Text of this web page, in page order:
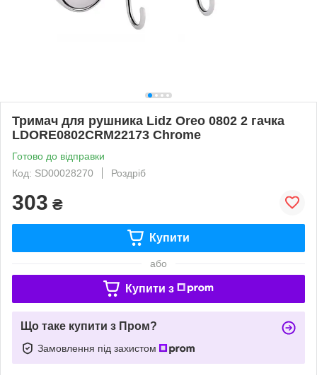
Тримач для рушника Lidz Oreo 0802 2 гачка
LDORE0802CRM22173 Chrome
Готово до відправки
Код: SD00028270
Роздріб
303 ₴
Купити
або
Купити з
Що таке купити з Пром?
Замовлення під захистом